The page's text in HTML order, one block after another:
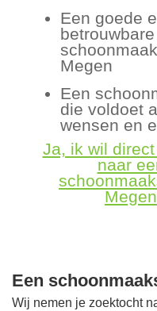
Een goede
betrouwbare
Megen
Een
die voldoet
wensen en
Ja, ik wil
naar
Megen
Een
Wij nemen je zoektocht